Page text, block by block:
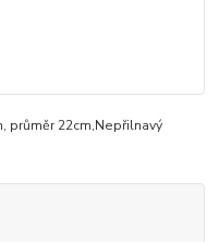
průměr 22cm,Nepřilnavý